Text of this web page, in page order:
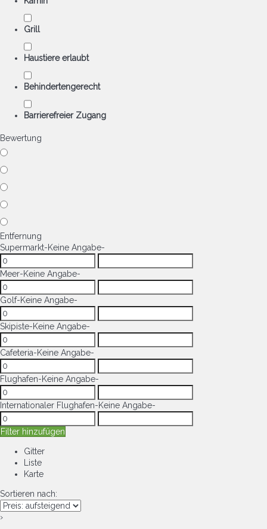
Grill
Haustiere erlaubt
Behindertengerecht
Barrierefreier Zugang
Bewertung
Entfernung
Supermarkt-Keine Angabe-
Meer-Keine Angabe-
Golf-Keine Angabe-
Skipiste-Keine Angabe-
Cafeteria-Keine Angabe-
Flughafen-Keine Angabe-
Internationaler Flughafen-Keine Angabe-
Filter hinzufügen
Gitter
Liste
Karte
Sortieren nach:
›